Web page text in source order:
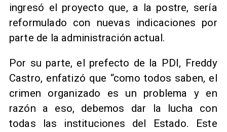
ingresó el proyecto que, a la postre, sería
reformulado con nuevas indicaciones por
parte de la administración actual.
Por su parte, el prefecto de la PDI, Freddy
Castro, enfatizó que “como todos saben, el
crimen organizado es un problema y en
razón a eso, debemos dar la lucha con
todas las instituciones del Estado. Este